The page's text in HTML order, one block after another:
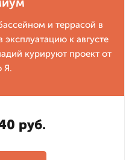
и террасой в
к августе
курируют проект от
Я.
руб.